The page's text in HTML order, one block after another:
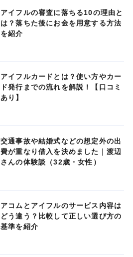
アイフルの審査に落ちる10の理由と
は？落ちた後にお金を用意する方法
を紹介
アイフルカードとは？使い方やカー
ド発行までの流れを解説！【口コミ
あり】
交通事故や結婚式などの想定外の出
費が重なり借入を決めました｜渡辺
さんの体験談（32歳・女性）
アコムとアイフルのサービス内容は
どう違う？比較して正しい選び方の
基準を紹介